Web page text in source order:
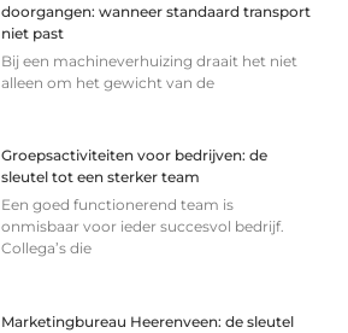
doorgangen: wanneer standaard transport
niet past
Bij een machineverhuizing draait het niet
alleen om het gewicht van de
Groepsactiviteiten voor bedrijven: de
sleutel tot een sterker team
Een goed functionerend team is
onmisbaar voor ieder succesvol bedrijf.
Collega’s die
Marketingbureau Heerenveen: de sleutel